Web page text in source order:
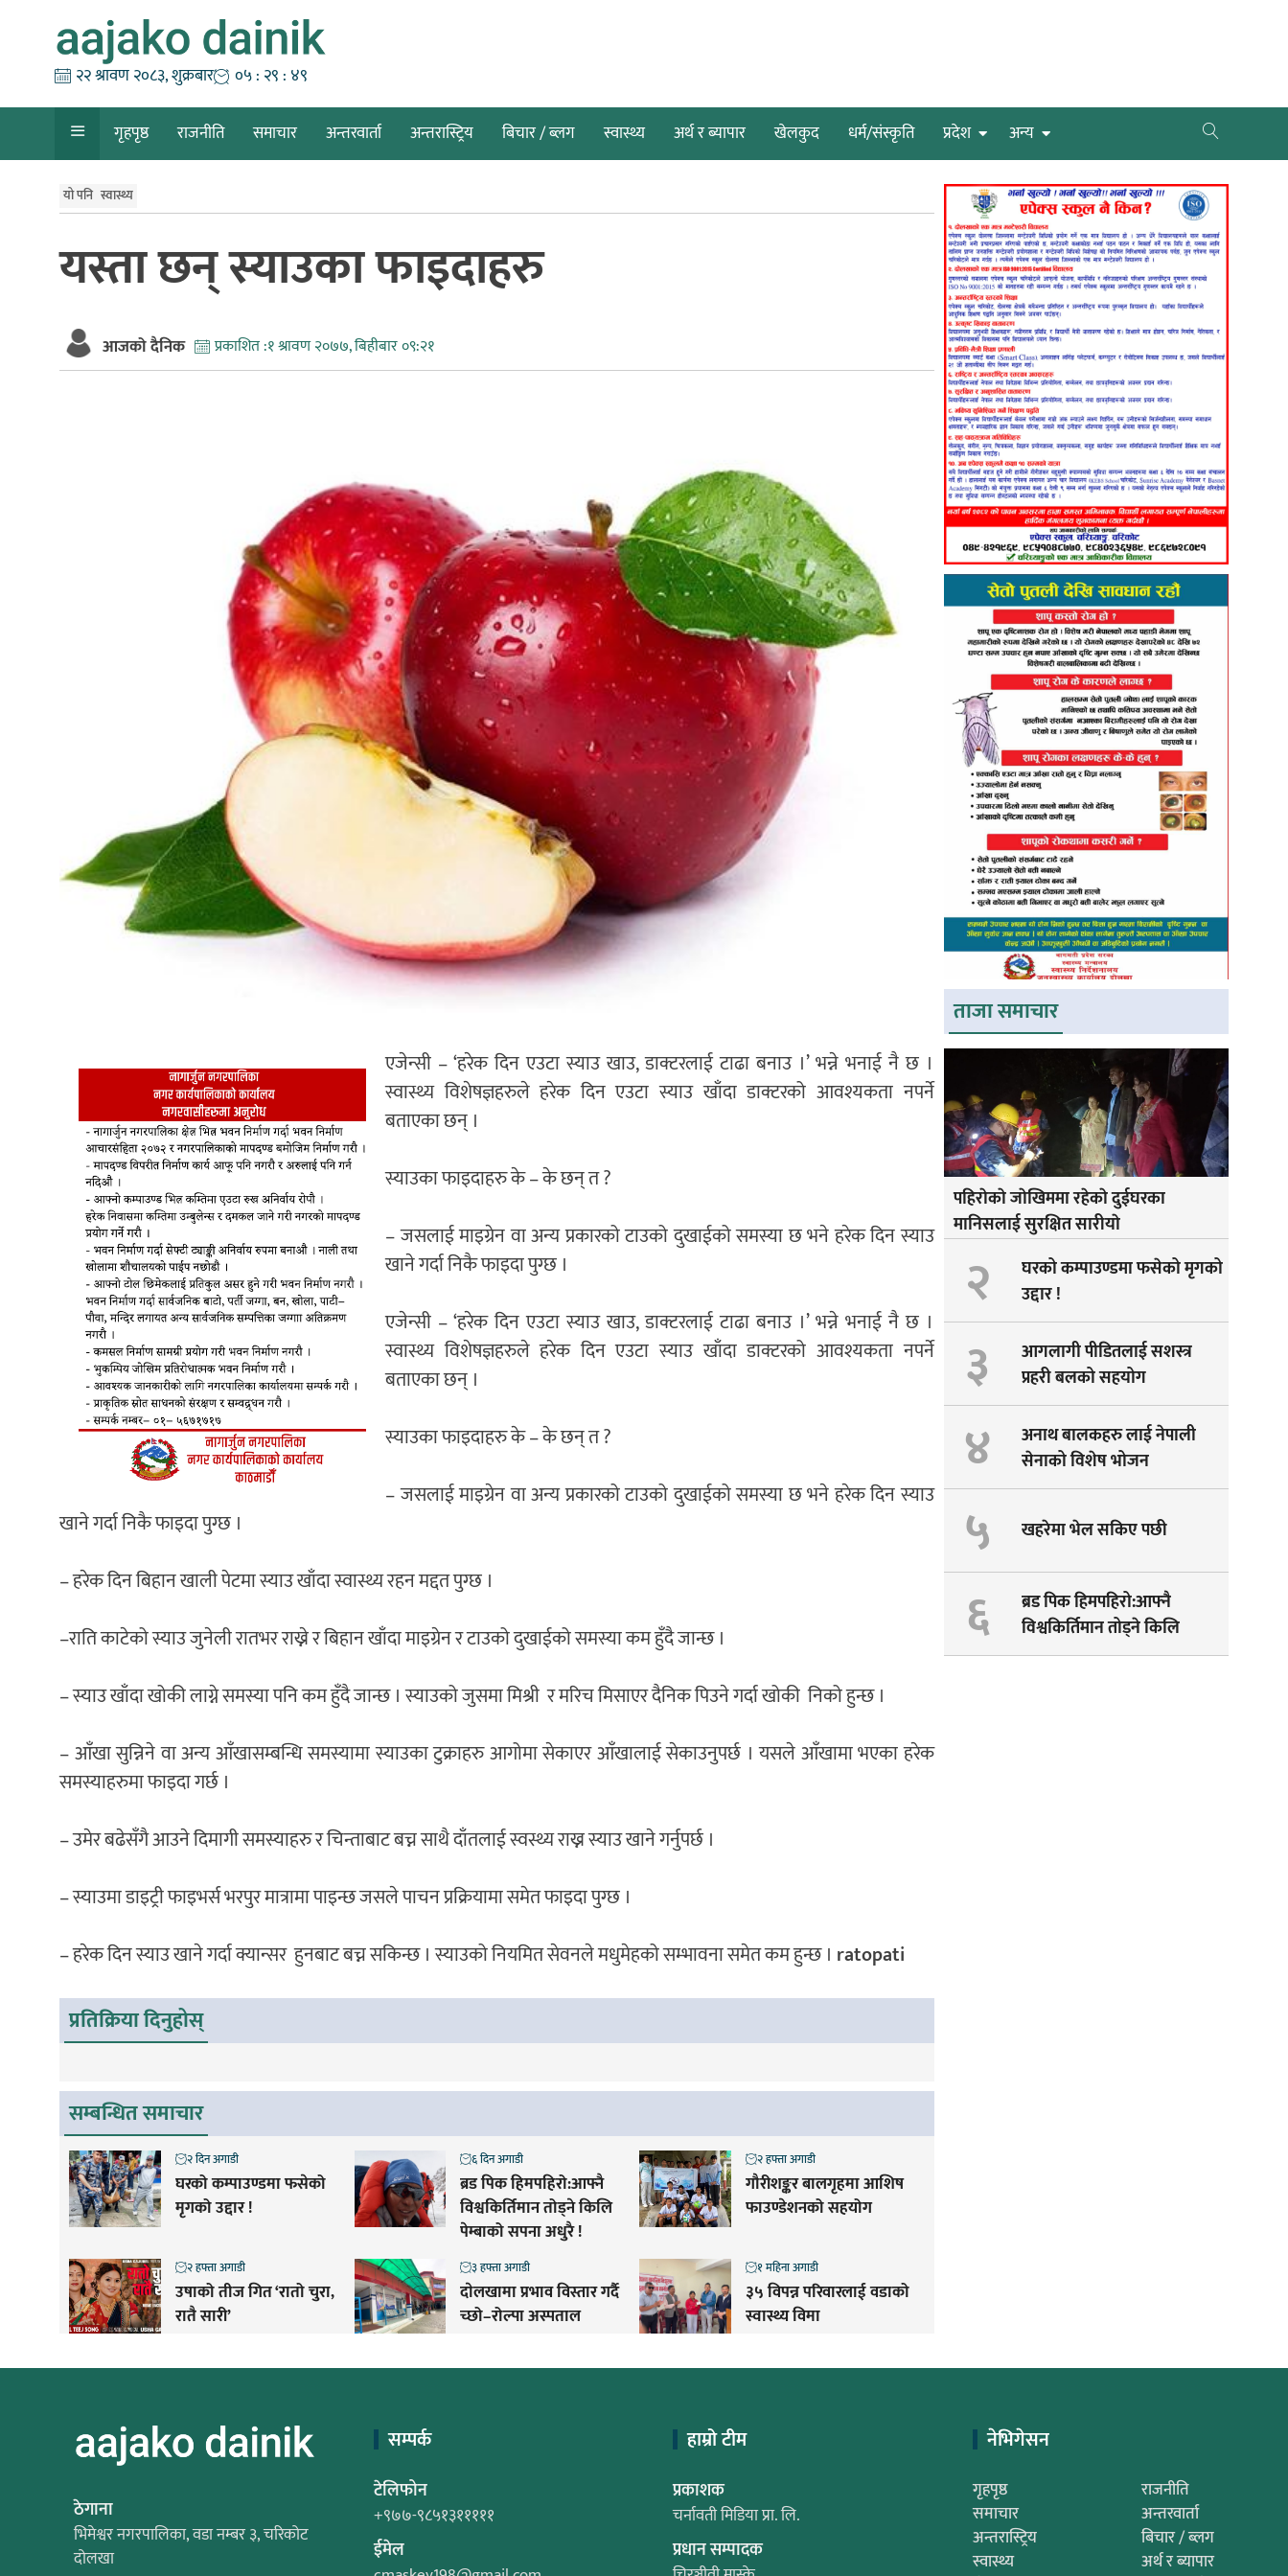
२२ श्रावण २०८३, शुक्रबार ०५ : २९ : ४९
गृहपृष्ठ राजनीति समाचार अन्तरवार्ता अन्तरास्ट्रिय बिचार / ब्लग स्वास्थ्य अर्थ र ब्यापार खेलकुद धर्म/संस्कृति प्रदेश अन्य
यो पनि स्वास्थ्य
यस्ता छन् स्याउका फाइदाहरु
आजको दैनिक प्रकाशित :१ श्रावण २०७७, बिहीबार ०९:२१
एजेन्सी – ‘हरेक दिन एउटा स्याउ खाउ, डाक्टरलाई टाढा बनाउ ।’ भन्ने भनाई नै छ ।
स्वास्थ्य विशेषज्ञहरुले हरेक दिन एउटा स्याउ खाँदा डाक्टरको आवश्यकता नपर्ने
बताएका छन् ।
स्याउका फाइदाहरु के – के छन् त ?
– जसलाई माइग्रेन वा अन्य प्रकारको टाउको दुखाईको समस्या छ भने हरेक दिन स्याउ
खाने गर्दा निकै फाइदा पुग्छ ।
एजेन्सी – ‘हरेक दिन एउटा स्याउ खाउ, डाक्टरलाई टाढा बनाउ ।’ भन्ने भनाई नै छ ।
स्वास्थ्य विशेषज्ञहरुले हरेक दिन एउटा स्याउ खाँदा डाक्टरको आवश्यकता नपर्ने
बताएका छन् ।
स्याउका फाइदाहरु के – के छन् त ?
– जसलाई माइग्रेन वा अन्य प्रकारको टाउको दुखाईको समस्या छ भने हरेक दिन स्याउ
खाने गर्दा निकै फाइदा पुग्छ ।
– हरेक दिन बिहान खाली पेटमा स्याउ खाँदा स्वास्थ्य रहन मद्दत पुग्छ ।
–राति काटेको स्याउ जुनेली रातभर राख्ने र बिहान खाँदा माइग्रेन र टाउको दुखाईको समस्या कम हुँदै जान्छ ।
– स्याउ खाँदा खोकी लाग्ने समस्या पनि कम हुँदै जान्छ । स्याउको जुसमा मिश्री र मरिच मिसाएर दैनिक पिउने गर्दा खोकी निको हुन्छ ।
– आँखा सुन्निने वा अन्य आँखासम्बन्धि समस्यामा स्याउका टुक्राहरु आगोमा सेकाएर आँखालाई सेकाउनुपर्छ । यसले आँखामा भएका हरेक
समस्याहरुमा फाइदा गर्छ ।
– उमेर बढेसँगै आउने दिमागी समस्याहरु र चिन्ताबाट बच्न साथै दाँतलाई स्वस्थ्य राख्न स्याउ खाने गर्नुपर्छ ।
– स्याउमा डाइट्री फाइभर्स भरपुर मात्रामा पाइन्छ जसले पाचन प्रक्रियामा समेत फाइदा पुग्छ ।
– हरेक दिन स्याउ खाने गर्दा क्यान्सर हुनबाट बच्न सकिन्छ । स्याउको नियमित सेवनले मधुमेहको सम्भावना समेत कम हुन्छ । ratopati
प्रतिक्रिया दिनुहोस्
सम्बन्धित समाचार
घरको कम्पाउण्डमा फसेको
मृगको उद्दार !
२ दिन अगाडी
ब्रड पिक हिमपहिरो:आफ्नै
विश्वकिर्तिमान तोड्ने किलि
पेम्बाको सपना अधुरै !
६ दिन अगाडी
गौरीशङ्कर बालगृहमा आशिष
फाउण्डेशनको सहयोग
२ हफ्ता अगाडी
उषाको तीज गित ‘रातो चुरा,
रातै सारी’
२ हफ्ता अगाडी
दाेलखामा प्रभाव विस्तार गर्दै
च्छो–रोल्पा अस्पताल
३ हफ्ता अगाडी
३५ विपन्न परिवारलाई वडाको
स्वास्थ्य विमा
१ महिना अगाडी
ताजा समाचार
पहिराेकाे जाेखिममा रहेकाे दुईघरका
मानिसलाई सुरक्षित सारीयाे
२
घरको कम्पाउण्डमा फसेको मृगको
उद्दार !
३
आगलागी पीडितलाई सशस्त्र
प्रहरी बलको सहयोग
४
अनाथ बालकहरु लाई नेपाली
सेनाको विशेष भोजन
५ खहरेमा भेल सकिए पछी
६
ब्रड पिक हिमपहिरो:आफ्नै
विश्वकिर्तिमान तोड्ने किलि
पेम्बाको सपना अधुरै !
ठेगाना
भिमेश्वर नगरपालिका, वडा नम्बर ३, चरिकोट
दोलखा
सम्पर्क
टेलिफोन
+९७७-९८५१३१११११
ईमेल
हाम्रो टीम
प्रकाशक
चर्नावती मिडिया प्रा. लि.
प्रधान सम्पादक
नेभिगेसन
गृहपृष्ठ
राजनीति
समाचार
अन्तरवार्ता
अन्तरास्ट्रिय
बिचार / ब्लग
स्वास्थ्य
अर्थ र ब्यापार